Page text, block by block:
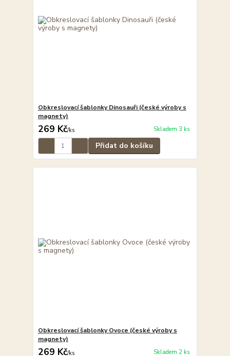
Obkreslovací šablonky Dinosauři (české výroby s
magnety)
269 Kč/ks Skladem 3 ks
Přidat do košíku
Obkreslovací šablonky Ovoce (české výroby s
magnety)
269 Kč/ks Skladem 2 ks